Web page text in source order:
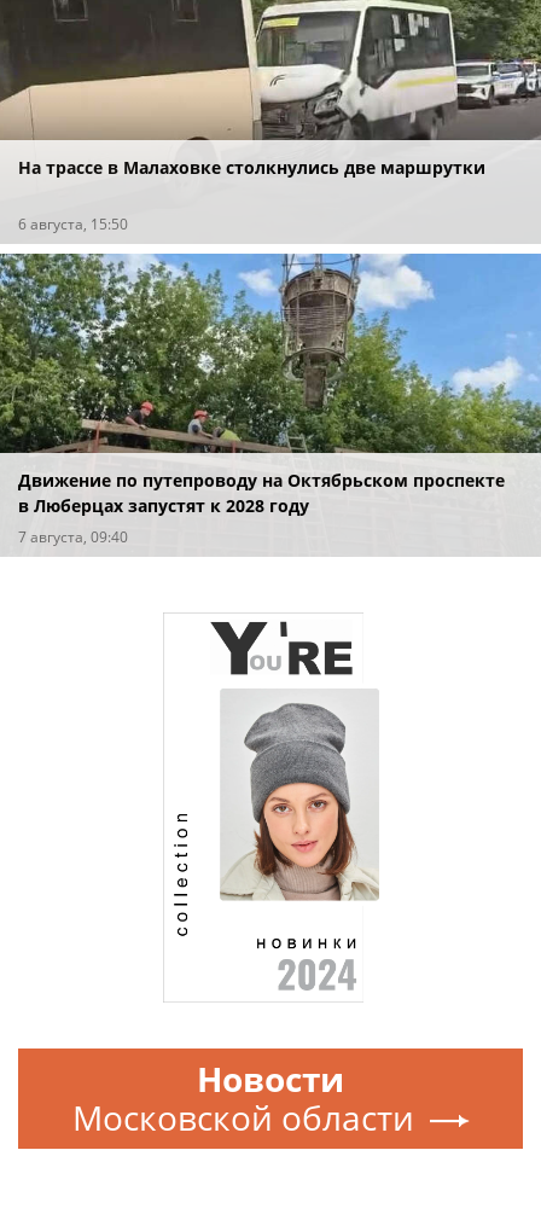
На трассе в Малаховке столкнулись две маршрутки
6 августа, 15:50
Движение по путепроводу на Октябрьском проспекте
в Люберцах запустят к 2028 году
7 августа, 09:40
Новости
Московской области